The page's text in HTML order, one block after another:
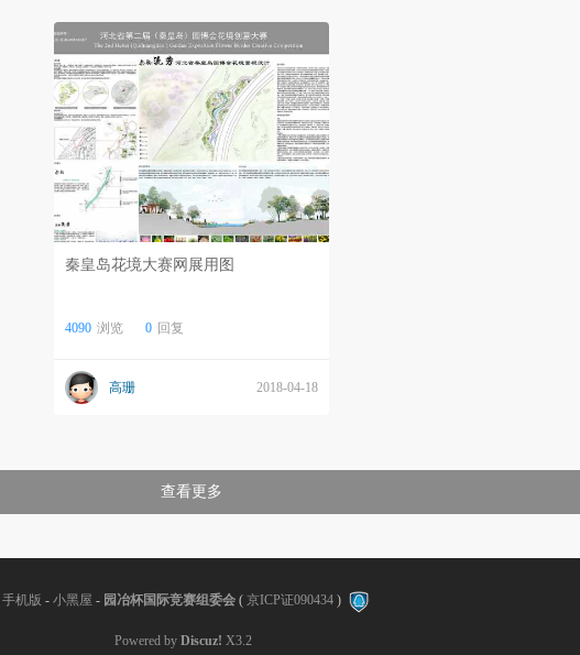
秦皇岛花境大赛网展用图
4090 浏览 0 回复
高珊 2018-04-18
查看更多
手机版 - 小黑屋 - 园冶杯国际竞赛组委会 ( 京ICP证090434 )
Powered by Discuz! X3.2